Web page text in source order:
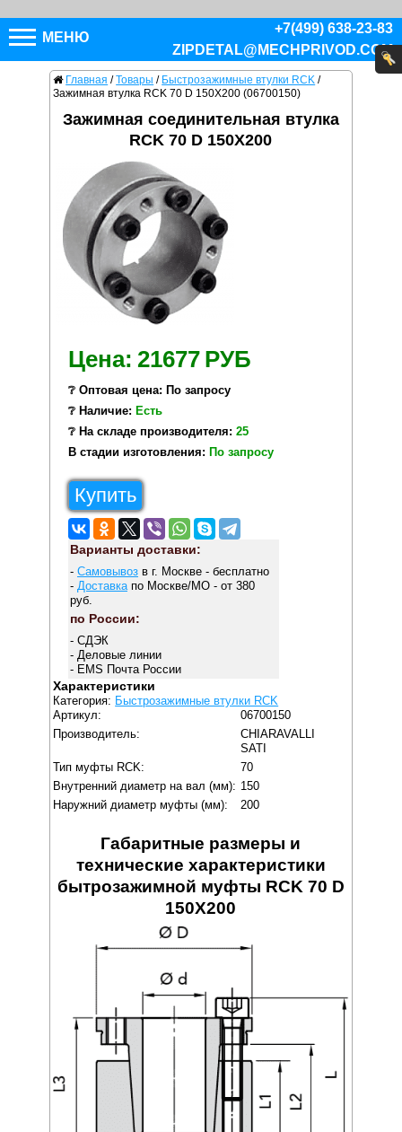
МЕНЮ
+7(499) 638-23-83
ZIPDETAL@MECHPRIVOD.COM
Главная / Товары / Быстрозажимные втулки RCK /
Зажимная втулка RCK 70 D 150X200 (06700150)
Зажимная соединительная втулка
RCK 70 D 150X200
Цена: 21677 РУБ
❔ Оптовая цена: По запросу
❔ Наличие: Есть
❔ На складе производителя: 25
В стадии изготовления: По запросу
Купить
Варианты доставки:
- Самовывозв г. Москве - бесплатно
- Доставкапо Москве/МО - от 380
руб.
по России:
- СДЭК
- Деловые линии
- EMS Почта России
Характеристики
Категория: Быстрозажимные втулки RCK
Артикул:
06700150
Производитель:
CHIARAVALLI
SATI
Тип муфты RCK:
70
Внутренний диаметр на вал (мм): 150
Наружний диаметр муфты (мм):
200
Габаритные размеры и
технические характеристики
бытрозажимной муфты RCK 70 D
150X200